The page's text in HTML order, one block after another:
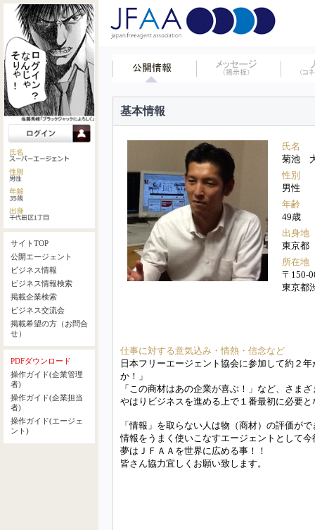
サイトTOP
公開エージェント
ビジネス情報
ビジネス情報検索
掲載企業検索
ビジネス交流会
掲載希望の方（お問合
せ）
PDFダウンロード
操作ガイド(企業管理
者)
操作ガイド(企業担当
者)
操作ガイド(エージェ
ント)
基本情報
氏名
菊池
性別
男性
年齢
49歳
出身地
東京都
所在地
〒150-
東京都
仕事に対する意気込み・情熱・信念など
日本フリーエージェント協会に参加して約２
か！」
「この商材はあの企業が喜ぶ！」など、さま
やはりビジネスを進める上で１番最初に必要
「情報」を取らない人は物（商材）の評価が
情報をうまく使いこなすエージェントとして
夢はＪＦＡＡを世界に広める事！！
皆さん協力宜しくお願い致します。